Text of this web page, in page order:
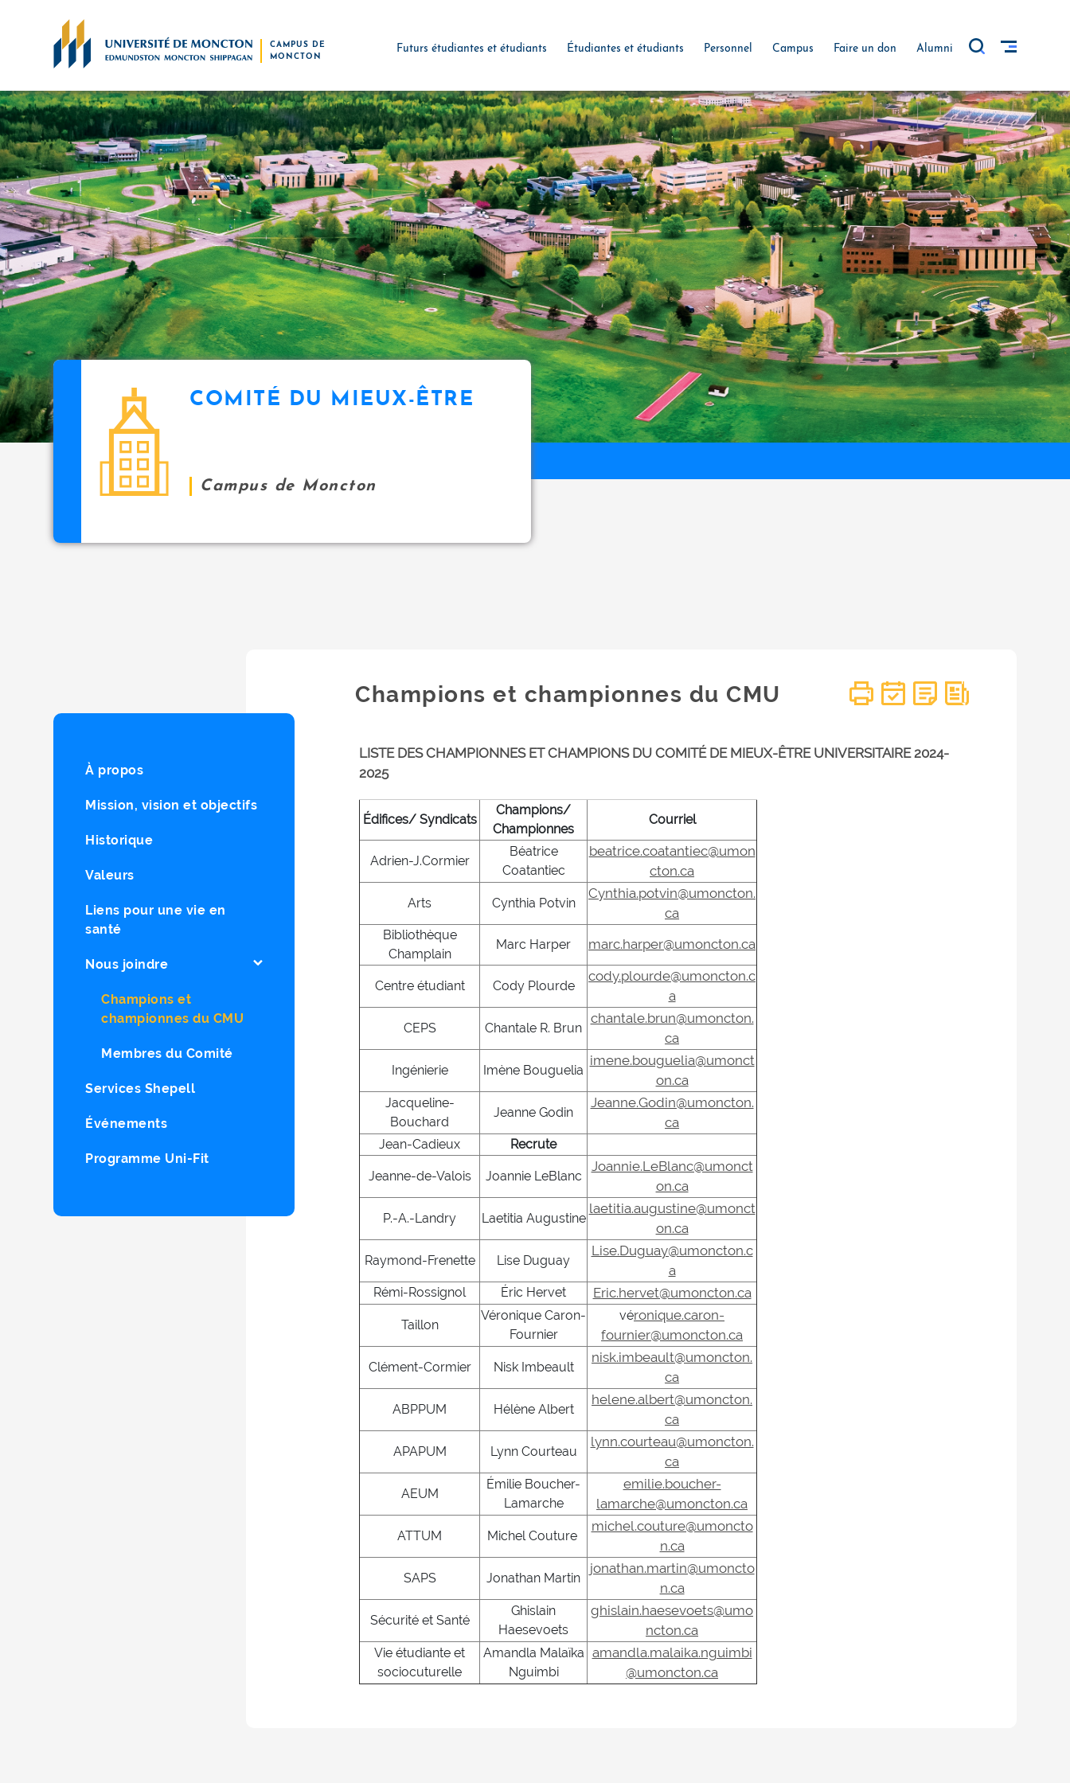
CAMPUS DE
MONCTON
Futurs étudiantes et étudiants Étudiantes et étudiants Personnel Campus Faire un don Alumni
COMITÉ DU MIEUX-ÊTRE
Campus de Moncton
À propos
Mission, vision et objectifs
Historique
Valeurs
Liens pour une vie en
santé
Nous joindre
Champions et
championnes du CMU
Membres du Comité
Services Shepell
Événements
Programme Uni-Fit
Champions et championnes du CMU
LISTE DES CHAMPIONNES ET CHAMPIONS DU COMITÉ DE MIEUX-ÊTRE UNIVERSITAIRE 2024-
2025
Édifices/ Syndicats
Champions/
Championnes
Courriel
Adrien-J.Cormier
Béatrice
Coatantiec
beatrice.coatantiec@umon
cton.ca
Arts Cynthia Potvin
Cynthia.potvin@umoncton.
ca
Bibliothèque
Champlain
Marc Harper marc.harper@umoncton.ca
Centre étudiant Cody Plourde
cody.plourde@umoncton.c
a
CEPS Chantale R. Brun
chantale.brun@umoncton.
ca
Ingénierie Imène Bouguelia
imene.bouguelia@umonct
on.ca
Jacqueline-
Bouchard
Jeanne Godin
Jeanne.Godin@umoncton.
ca
Jean-Cadieux Recrute
Jeanne-de-Valois Joannie LeBlanc
Joannie.LeBlanc@umonct
on.ca
P.-A.-Landry Laetitia Augustine
laetitia.augustine@umonct
on.ca
Raymond-Frenette Lise Duguay
Lise.Duguay@umoncton.c
a
Rémi-Rossignol Éric Hervet Eric.hervet@umoncton.ca
Taillon
Véronique Caron-
Fournier
véronique.caron-
fournier@umoncton.ca
Clément-Cormier Nisk Imbeault
nisk.imbeault@umoncton.
ca
ABPPUM Hélène Albert
helene.albert@umoncton.
ca
APAPUM Lynn Courteau
lynn.courteau@umoncton.
ca
AEUM
Émilie Boucher-
Lamarche
emilie.boucher-
lamarche@umoncton.ca
ATTUM Michel Couture
michel.couture@umoncto
n.ca
SAPS Jonathan Martin
jonathan.martin@umoncto
n.ca
Sécurité et Santé
Ghislain
Haesevoets
ghislain.haesevoets@umo
ncton.ca
Vie étudiante et
sociocuturelle
Amandla Malaïka
Nguimbi
amandla.malaika.nguimbi
@umoncton.ca